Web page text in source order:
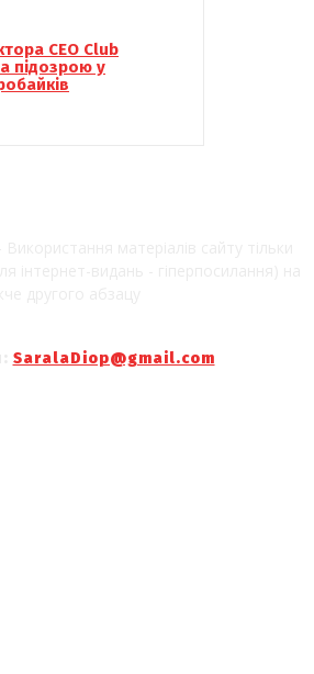
CEO Club
підозрою у
SaralaDiop@gmail.com